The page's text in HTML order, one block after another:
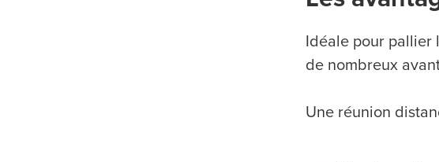
Idéale pour
de nombreux
Une réunion